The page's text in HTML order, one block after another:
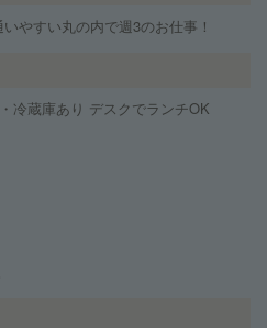
やすい丸の内で週3のお仕事！
冷蔵庫あり デスクでランチOK